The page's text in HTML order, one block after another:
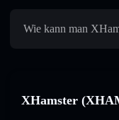
Wie kann man
XHamster